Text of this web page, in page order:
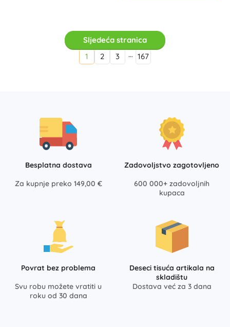
Sljedeća stranica
1
2 3 … 167
Besplatna dostava
Za kupnje preko 149,00 €
Zadovoljstvo zagotovljeno
600 000+ zadovoljnih
kupaca
Povrat bez problema
Svu robu možete vratiti u
roku od 30 dana
Deseci tisuća artikala na
skladištu
Dostava već za 3 dana